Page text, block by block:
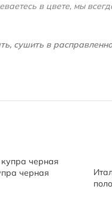
в цвете, мы
сушить в
черная